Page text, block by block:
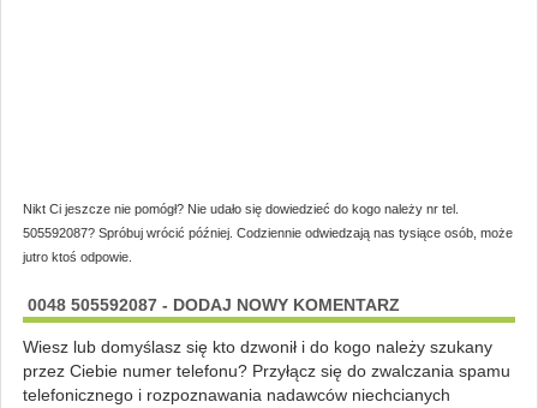
Nikt Ci jeszcze nie pomógł? Nie udało się dowiedzieć do kogo należy nr tel.
505592087? Spróbuj wrócić później. Codziennie odwiedzają nas tysiące osób, może
jutro ktoś odpowie.
0048 505592087 - DODAJ NOWY KOMENTARZ
Wiesz lub domyślasz się kto dzwonił i do kogo należy szukany
przez Ciebie numer telefonu? Przyłącz się do zwalczania spamu
telefonicznego i rozpoznawania nadawców niechcianych